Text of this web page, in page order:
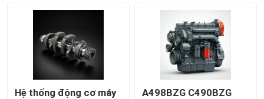
Hệ thống động cơ máy
A498BZG C490BZG